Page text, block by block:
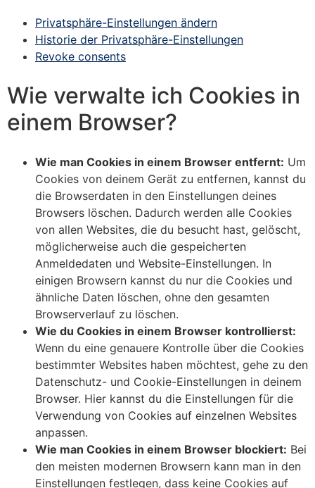
Privatsphäre-Einstellungen ändern
Historie der Privatsphäre-Einstellungen
Revoke consents
Wie verwalte ich Cookies in
einem Browser?
Wie man Cookies in einem Browser entfernt: Um
Cookies von deinem Gerät zu entfernen, kannst du
die Browserdaten in den Einstellungen deines
Browsers löschen. Dadurch werden alle Cookies
von allen Websites, die du besucht hast, gelöscht,
möglicherweise auch die gespeicherten
Anmeldedaten und Website-Einstellungen. In
einigen Browsern kannst du nur die Cookies und
ähnliche Daten löschen, ohne den gesamten
Browserverlauf zu löschen.
Wie du Cookies in einem Browser kontrollierst:
Wenn du eine genauere Kontrolle über die Cookies
bestimmter Websites haben möchtest, gehe zu den
Datenschutz- und Cookie-Einstellungen in deinem
Browser. Hier kannst du die Einstellungen für die
Verwendung von Cookies auf einzelnen Websites
anpassen.
Wie man Cookies in einem Browser blockiert: Bei
den meisten modernen Browsern kann man in den
Einstellungen festlegen, dass keine Cookies auf